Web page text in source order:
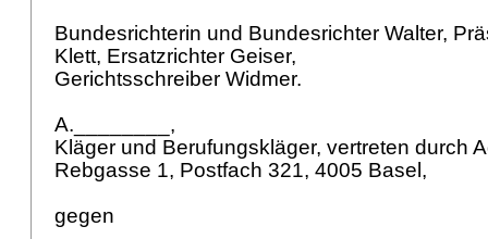
Bundesrichterin und Bundesrichter Walter,
Klett, Ersatzrichter Geiser,
Gerichtsschreiber Widmer.
A.________,
Kläger und Berufungskläger, vertreten durch
Rebgasse 1, Postfach 321, 4005 Basel,
gegen